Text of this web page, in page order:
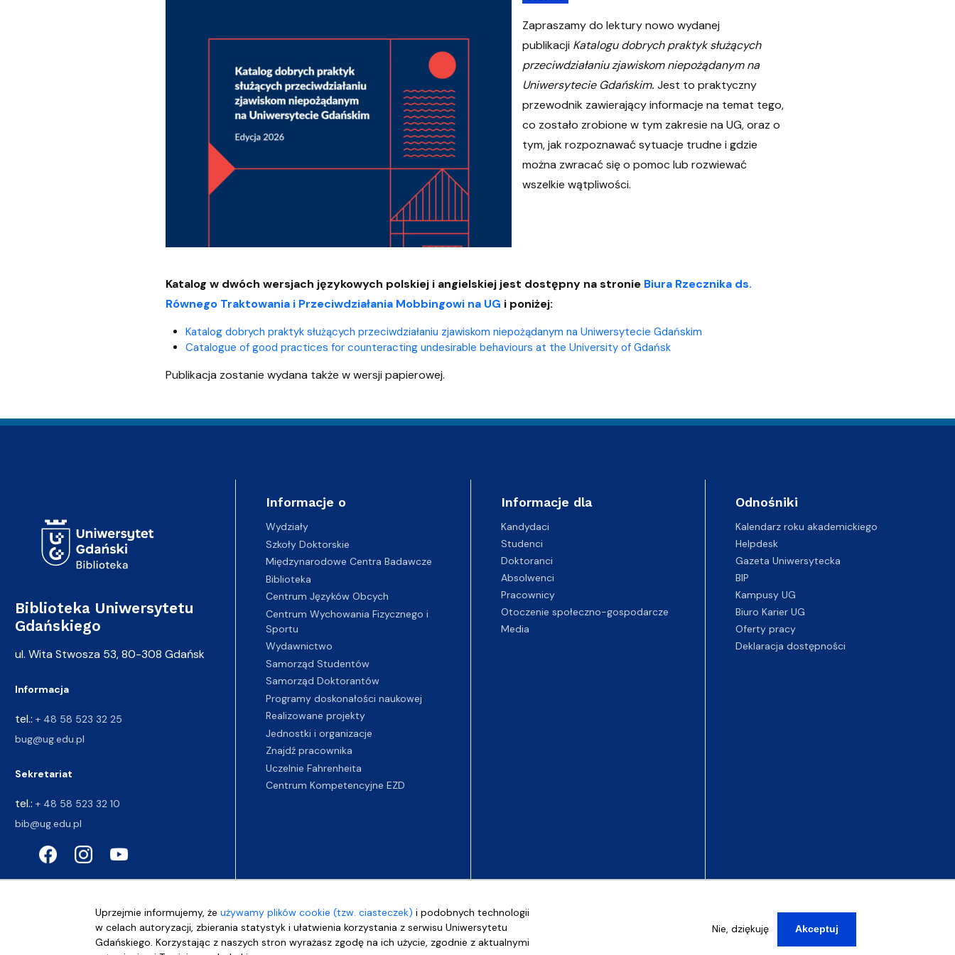
Uprzejmie informujemy, żeużywamy plików cookie (tzw. ciasteczek) i podobnych technologii
w celach autoryzacji, zbierania statystyk i ułatwienia korzystania z serwisu Uniwersytetu
Gdańskiego. Korzystając z naszych stron wyrażasz zgodę na ich użycie, zgodnie z aktualnymi
Nie, dziękuję Akceptuj
Zapraszamy do lektury nowo wydanej
publikacji Katalogu dobrych praktyk służących
przeciwdziałaniu zjawiskom niepożądanym na
Uniwersytecie Gdańskim. Jest to praktyczny
przewodnik zawierający informacje na temat tego,
co zostało zrobione w tym zakresie na UG, oraz o
tym, jak rozpoznawać sytuacje trudne i gdzie
można zwracać się o pomoc lub rozwiewać
wszelkie wątpliwości.
Katalog w dwóch wersjach językowych polskiej i angielskiej jest dostępny na stronie Biura Rzecznika ds.
Równego Traktowania i Przeciwdziałania Mobbingowi na UG i poniżej:
Katalog dobrych praktyk służących przeciwdziałaniu zjawiskom niepożądanym na Uniwersytecie Gdańskim
Catalogue of good practices for counteracting undesirable behaviours at the University of Gdańsk
Publikacja zostanie wydana także w wersji papierowej.
Biblioteka Uniwersytetu
Gdańskiego
ul. Wita Stwosza 53, 80-308 Gdańsk
Informacja
tel.: + 48 58 523 32 25
bug@ug.edu.pl
Sekretariat
tel.: + 48 58 523 32 10
bib@ug.edu.pl
Informacje o
Wydziały
Szkoły Doktorskie
Międzynarodowe Centra Badawcze
Biblioteka
Centrum Języków Obcych
Centrum Wychowania Fizycznego i
Sportu
Wydawnictwo
Samorząd Studentów
Samorząd Doktorantów
Programy doskonałości naukowej
Realizowane projekty
Jednostki i organizacje
Znajdź pracownika
Uczelnie Fahrenheita
Centrum Kompetencyjne EZD
Informacje dla
Kandydaci
Studenci
Doktoranci
Absolwenci
Pracownicy
Otoczenie społeczno-gospodarcze
Media
Odnośniki
Kalendarz roku akademickiego
Helpdesk
Gazeta Uniwersytecka
BIP
Kampusy UG
Biuro Karier UG
Oferty pracy
Deklaracja dostępności